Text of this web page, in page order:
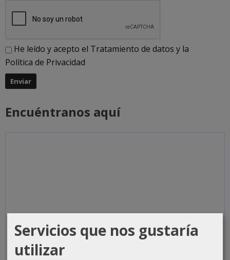
He leído y acepto el Tratamiento de datos y la
Política de Privacidad
Encuéntranos aquí
Servicios que nos gustaría
utilizar